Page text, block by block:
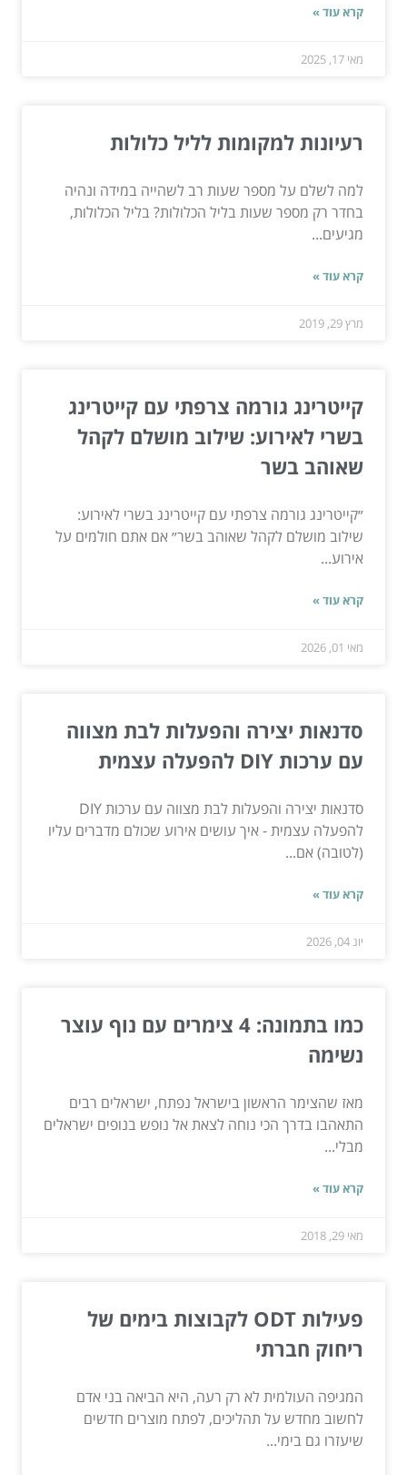
קרא עוד »
מאי 17, 2025
רעיונות למקומות לליל כלולות
למה לשלם על מספר שעות רב לשהייה במידה ונהיה
בחדר רק מספר שעות בליל הכלולות? בליל הכלולות,
מגיעים...
קרא עוד »
מרץ 29, 2019
קייטרינג גורמה צרפתי עם קייטרינג
בשרי לאירוע: שילוב מושלם לקהל
שאוהב בשר
״קייטרינג גורמה צרפתי עם קייטרינג בשרי לאירוע:
שילוב מושלם לקהל שאוהב בשר״ אם אתם חולמים על
אירוע...
קרא עוד »
מאי 01, 2026
סדנאות יצירה והפעלות לבת מצווה
עם ערכות DIY להפעלה עצמית
סדנאות יצירה והפעלות לבת מצווה עם ערכות DIY
להפעלה עצמית - איך עושים אירוע שכולם מדברים עליו
(לטובה) אם...
קרא עוד »
יונ 04, 2026
כמו בתמונה: 4 צימרים עם נוף עוצר
נשימה
מאז שהצימר הראשון בישראל נפתח, ישראלים רבים
התאהבו בדרך הכי נוחה לצאת אל נופש בנופים ישראלים
מבלי...
קרא עוד »
מאי 29, 2018
פעילות ODT לקבוצות בימים של
ריחוק חברתי
המגיפה העולמית לא רק רעה, היא הביאה בני אדם
לחשוב מחדש על תהליכים, לפתח מוצרים חדשים
שיעזרו גם בימי...